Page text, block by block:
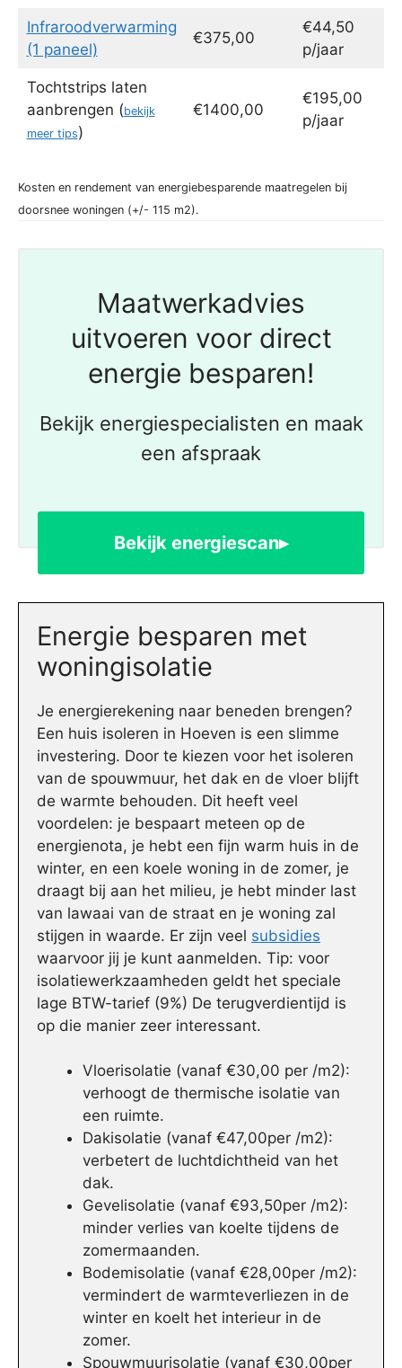
Infraroodverwarming
(1 paneel)
€375,00
€44,50
p/jaar
Tochtstrips laten
aanbrengen (bekijk
meer tips)
€1400,00
€195,00
p/jaar
Kosten en rendement van energiebesparende maatregelen bij
doorsnee woningen (+/- 115 m2).
Maatwerkadvies
uitvoeren voor direct
energie besparen!
Bekijk energiespecialisten en maak
een afspraak
Bekijk energiescan▸
Energie besparen met
woningisolatie
Je energierekening naar beneden brengen?
Een huis isoleren in Hoeven is een slimme
investering. Door te kiezen voor het isoleren
van de spouwmuur, het dak en de vloer blijft
de warmte behouden. Dit heeft veel
voordelen: je bespaart meteen op de
energienota, je hebt een fijn warm huis in de
winter, en een koele woning in de zomer, je
draagt bij aan het milieu, je hebt minder last
van lawaai van de straat en je woning zal
stijgen in waarde. Er zijn veel subsidies
waarvoor jij je kunt aanmelden. Tip: voor
isolatiewerkzaamheden geldt het speciale
lage BTW-tarief (9%) De terugverdientijd is
op die manier zeer interessant.
Vloerisolatie (vanaf €30,00 per /m2):
verhoogt de thermische isolatie van
een ruimte.
Dakisolatie (vanaf €47,00per /m2):
verbetert de luchtdichtheid van het
dak.
Gevelisolatie (vanaf €93,50per /m2):
minder verlies van koelte tijdens de
zomermaanden.
Bodemisolatie (vanaf €28,00per /m2):
vermindert de warmteverliezen in de
winter en koelt het interieur in de
zomer.
Spouwmuurisolatie (vanaf €30,00per